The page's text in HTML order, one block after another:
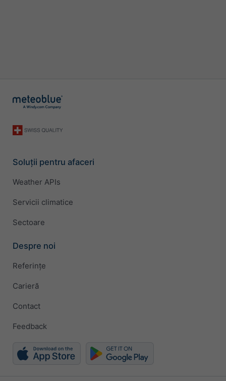
Soluții pentru afaceri
Weather APIs
Servicii climatice
Sectoare
Despre noi
Referințe
Carieră
Contact
Feedback